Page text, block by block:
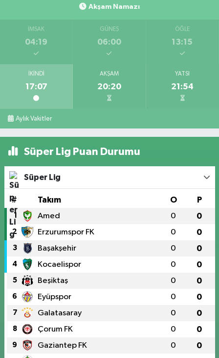
Akşam Namazı
İMSAK
04:19
GÜNEŞ
06:00
ÖĞLE
13:15
İKINDI
17:07
AKŞAM
20:20
YATSI
21:54
Aylık Vakitler
Süper Lig Puan Durumu
Süper Lig
# Takım O P
1 Amed 0 0
2 Erzurumspor FK 0 0
3 Başakşehir 0 0
4 Kocaelispor 0 0
5 Beşiktaş 0 0
6 Eyüpspor 0 0
7 Galatasaray 0 0
8 Çorum FK 0 0
9 Gaziantep FK 0 0